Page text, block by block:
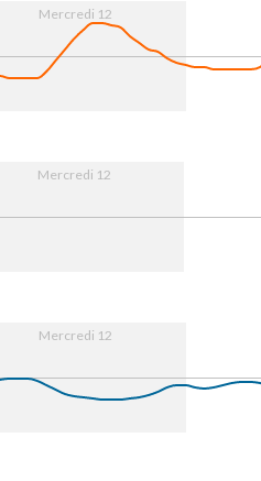
Mercredi 12
Mercredi 12
Mercredi 12